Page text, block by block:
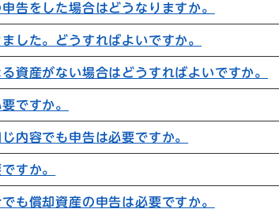
告をした場合はどうなりますか。
した。どうすればよいですか。
資産がない場合はどうすればよいですか。
ですか。
内容でも申告は必要ですか。
すか。
も償却資産の申告は必要ですか。